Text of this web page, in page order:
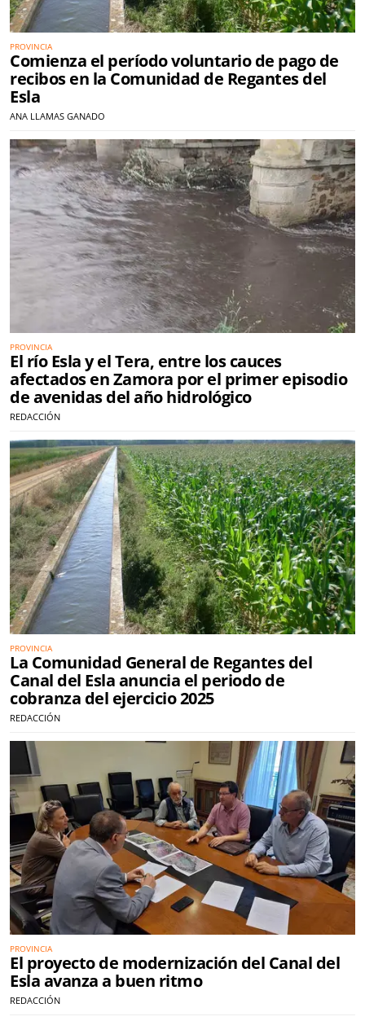
PROVINCIA
Comienza el período voluntario de pago de
recibos en la Comunidad de Regantes del
Esla
ANA LLAMAS GANADO
PROVINCIA
El río Esla y el Tera, entre los cauces
afectados en Zamora por el primer episodio
de avenidas del año hidrológico
REDACCIÓN
PROVINCIA
La Comunidad General de Regantes del
Canal del Esla anuncia el periodo de
cobranza del ejercicio 2025
REDACCIÓN
PROVINCIA
El proyecto de modernización del Canal del
Esla avanza a buen ritmo
REDACCIÓN